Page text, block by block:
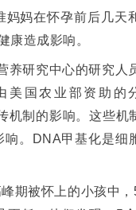
妈在怀孕前后几天
康造成影响。
养研究中心的研究人
美国农业部资助的
机制的影响。这些机
。 DNA甲基化是细
期被怀上的小孩中，